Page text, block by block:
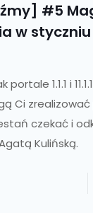
#5
w styczniu
1.1.1 i
Ci
czekać i
Kulińską.